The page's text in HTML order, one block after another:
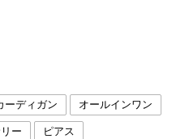
ーディガン オールインワン
ー ピアス